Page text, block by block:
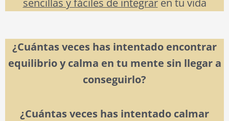
sencillas y fáciles de integraren tu vida
¿Cuántas veces has intentado encontrar
equilibrio y calma en tu mente sin llegar a
conseguirlo?
¿Cuántas veces has intentado calmar